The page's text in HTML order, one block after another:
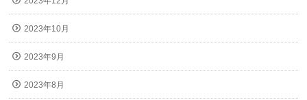
2023年10月
2023年9月
2023年8月